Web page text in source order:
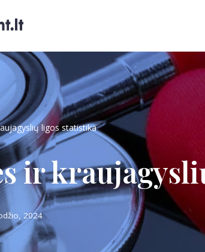
ligos statistika
ir
2024